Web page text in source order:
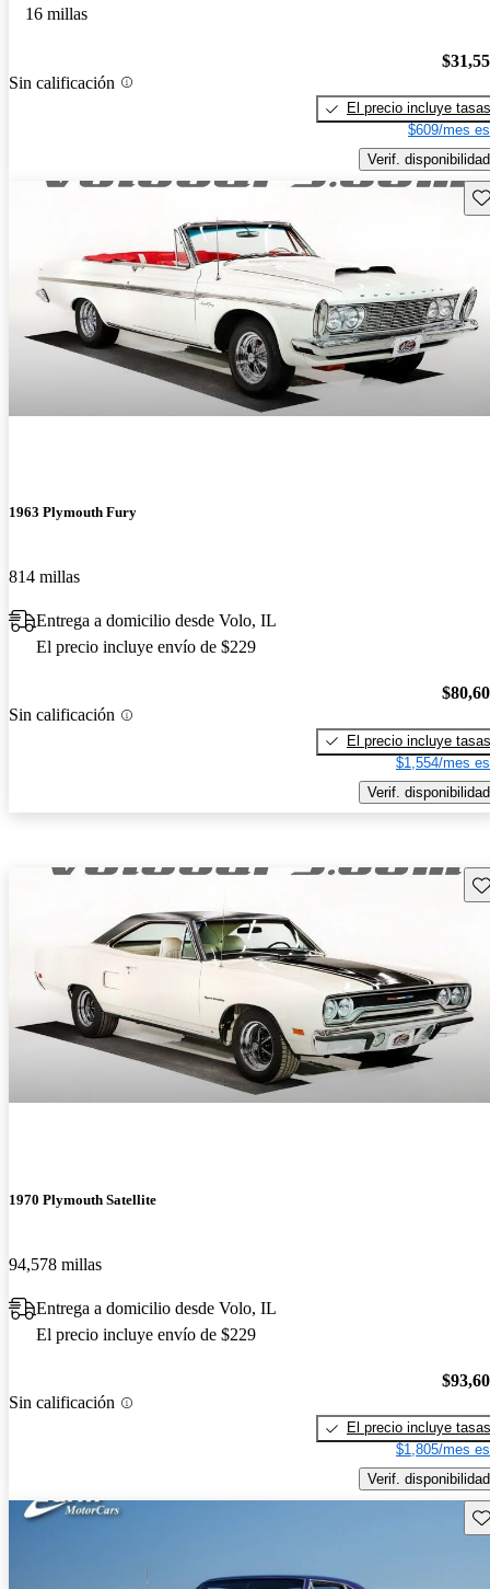
16 millas
Sin calificación
El precio incluye tasas
$609/mes
Verif. disponibilidad
1963 Plymouth Fury
814 millas
Entrega a domicilio desde Volo, IL
El precio incluye envío de $229
Sin calificación
El precio incluye tasas
$1,554/mes
Verif. disponibilidad
1970 Plymouth Satellite
94,578 millas
Entrega a domicilio desde Volo, IL
El precio incluye envío de $229
Sin calificación
El precio incluye tasas
$1,805/mes
Verif. disponibilidad